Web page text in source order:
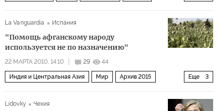
La Vanguardia Испания
"Помощь афганскому народу
используется не по назначению"
22 МАРТА 2010, 14:10 29 44
Еще 3
Индия и Центральная Азия Мир Архив 2015
Lidovky
Чехия